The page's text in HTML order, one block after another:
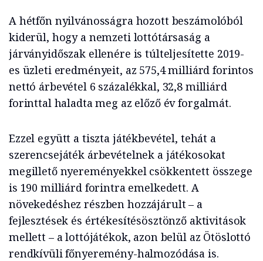
A hétfőn nyilvánosságra hozott beszámolóból
kiderül, hogy a nemzeti lottótársaság a
járványidőszak ellenére is túlteljesítette 2019-
es üzleti eredményeit, az 575,4 milliárd forintos
nettó árbevétel 6 százalékkal, 32,8 milliárd
forinttal haladta meg az előző év forgalmát.
Ezzel együtt a tiszta játékbevétel, tehát a
szerencsejáték árbevételnek a játékosokat
megillető nyereményekkel csökkentett összege
is 190 milliárd forintra emelkedett. A
növekedéshez részben hozzájárult – a
fejlesztések és értékesítésösztönző aktivitások
mellett – a lottójátékok, azon belül az Ötöslottó
rendkívüli főnyeremény-halmozódása is.